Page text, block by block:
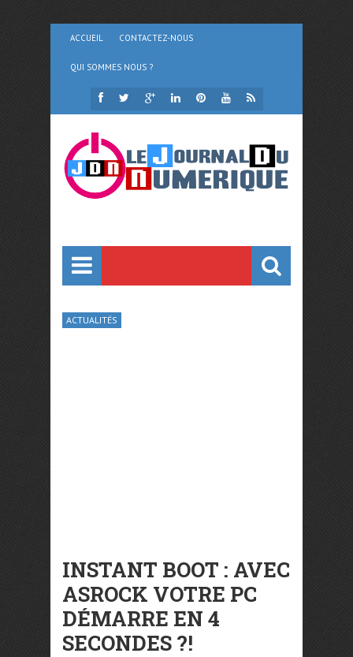
ACCUEIL CONTACTEZ-NOUS
QUI SOMMES NOUS ?
ACTUALITÉS
INSTANT BOOT : AVEC
ASROCK VOTRE PC
DÉMARRE EN 4
SECONDES ?!